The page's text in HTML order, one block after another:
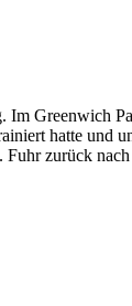
Greenwich
hatte und
Fuhr zurück